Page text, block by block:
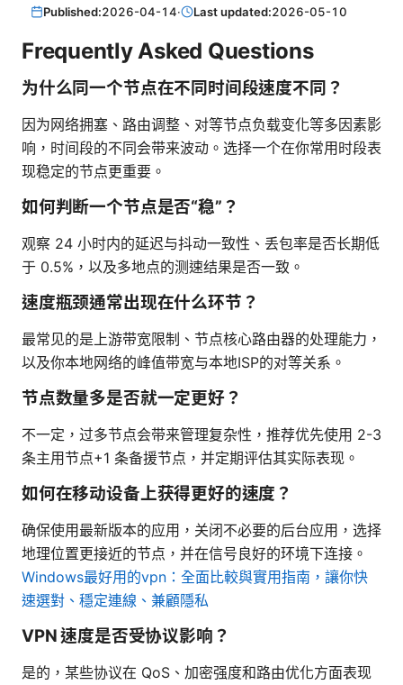
Published:2026-04-14· Last updated:2026-05-10
Frequently Asked Questions
为什么同一个节点在不同时间段速度不同？
因为网络拥塞、路由调整、对等节点负载变化等多因素影
响，时间段的不同会带来波动。选择一个在你常用时段表
现稳定的节点更重要。
如何判断一个节点是否“稳”？
观察 24 小时内的延迟与抖动一致性、丢包率是否长期低
于 0.5%，以及多地点的测速结果是否一致。
速度瓶颈通常出现在什么环节？
最常见的是上游带宽限制、节点核心路由器的处理能力，
以及你本地网络的峰值带宽与本地ISP的对等关系。
节点数量多是否就一定更好？
不一定，过多节点会带来管理复杂性，推荐优先使用 2-3
条主用节点+1 条备援节点，并定期评估其实际表现。
如何在移动设备上获得更好的速度？
确保使用最新版本的应用，关闭不必要的后台应用，选择
地理位置更接近的节点，并在信号良好的环境下连接。
Windows最好用的vpn：全面比較與實用指南，讓你快
速選對、穩定連線、兼顧隱私
VPN 速度是否受协议影响？
是的，某些协议在 QoS、加密强度和路由优化方面表现